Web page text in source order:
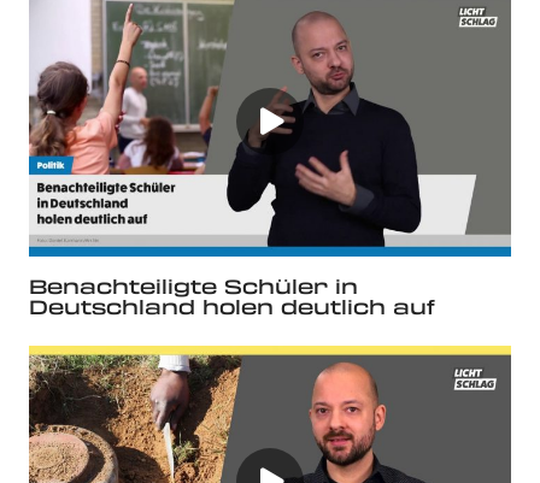
Benachteiligte Schüler in
Deutschland holen deutlich auf